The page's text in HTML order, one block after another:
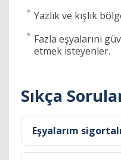
Yazlık ve kışlık
Fazla eşyalarını
etmek isteyenler.
Sıkça
Eşyalarım